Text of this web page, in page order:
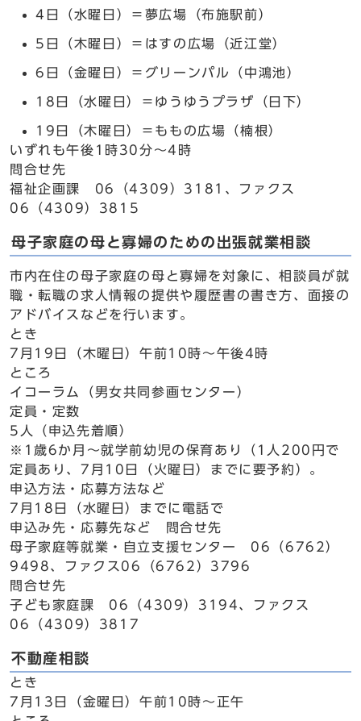
4日（水曜日）＝夢広場（布施駅前）
5日（木曜日）＝はすの広場（近江堂）
6日（金曜日）＝グリーンパル（中鴻池）
18日（水曜日）＝ゆうゆうプラザ（日下）
19日（木曜日）＝ももの広場（楠根）
いずれも午後1時30分～4時
問合せ先
福祉企画課 06（4309）3181、ファクス
06（4309）3815
母子家庭の母と寡婦のための出張就業相談
市内在住の母子家庭の母と寡婦を対象に、相談員が就
職・転職の求人情報の提供や履歴書の書き方、面接の
アドバイスなどを行います。
とき
7月19日（木曜日）午前10時～午後4時
ところ
イコーラム（男女共同参画センター）
定員・定数
5人（申込先着順）
※1歳6か月～就学前幼児の保育あり（1人200円で
定員あり、7月10日（火曜日）までに要予約）。
申込方法・応募方法など
7月18日（水曜日）までに電話で
申込み先・応募先など 問合せ先
母子家庭等就業・自立支援センター 06（6762）
9498、ファクス06（6762）3796
問合せ先
子ども家庭課 06（4309）3194、ファクス
06（4309）3817
不動産相談
とき
7月13日（金曜日）午前10時～正午